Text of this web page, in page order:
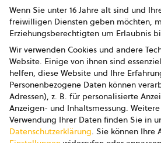
Impressum
Datenschutz
AGB
AGB Marketing
AGB Bildung
Newsletter
Wenn Sie unter 16 Jahre alt sind und
freiwilligen Diensten geben möchten,
Erziehungsberechtigten um Erlaubnis
Wir verwenden Cookies und andere
Website. Einige von ihnen sind
helfen, diese Website und Ihre
Personenbezogene Daten können
Adressen), z. B. für personalisierte
Anzeigen- und Inhaltsmessung.
Verwendung Ihrer Daten finden Sie in
Datenschutzerklärung. Sie können Ihre